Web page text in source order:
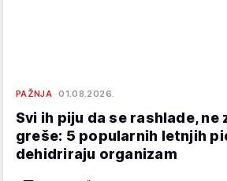
PAŽNJA 01.08.2026.
Svi ih piju da se rashlade, ne
greše: 5 popularnih letnjih
dehidriraju organizam